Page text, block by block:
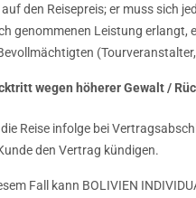
den Reisepreis; er muss sich
genommenen Leistung erlangt,
wegen höherer Gewalt /
Reise infolge bei
den Vertrag kündigen.
Fall kann BOLIVIEN